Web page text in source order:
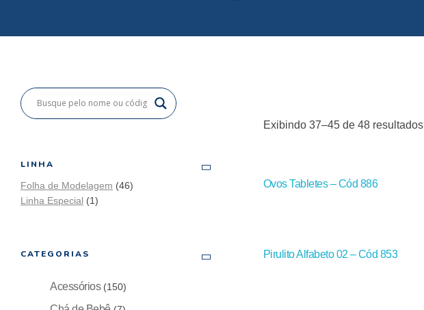
Exibindo 37–45 de 48 resultados
Ovos Tabletes – Cód 886
Pirulito Alfabeto 02 – Cód 853
LINHA
Folha de Modelagem (46)
Linha Especial (1)
CATEGORIAS
Acessórios (150)